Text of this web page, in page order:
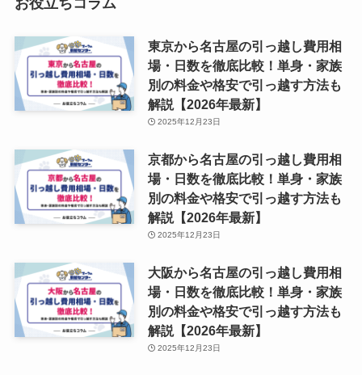
お役立ちコラム
東京から名古屋の引っ越し費用相
場・日数を徹底比較！単身・家族
別の料金や格安で引っ越す方法も
解説【2026年最新】
2025年12月23日
京都から名古屋の引っ越し費用相
場・日数を徹底比較！単身・家族
別の料金や格安で引っ越す方法も
解説【2026年最新】
2025年12月23日
大阪から名古屋の引っ越し費用相
場・日数を徹底比較！単身・家族
別の料金や格安で引っ越す方法も
解説【2026年最新】
2025年12月23日